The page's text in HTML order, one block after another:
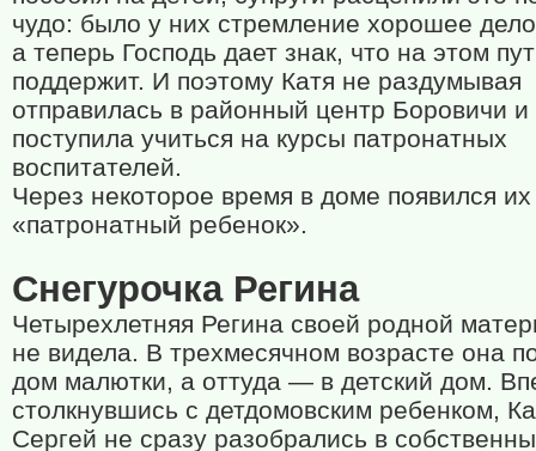
чудо: было у них стремление хорошее
а теперь Господь дает знак, что на этом
поддержит. И поэтому Катя не раздумывая
отправилась в районный центр Боровичи и
поступила учиться на курсы патронатных
воспитателей.
Через некоторое время в доме появился
«патронатный ребенок».
Снегурочка Регина
Четырехлетняя Регина своей родной
не видела. В трехмесячном возрасте она
дом малютки, а оттуда — в детский дом.
столкнувшись с детдомовским ребенком,
Сергей не сразу разобрались в